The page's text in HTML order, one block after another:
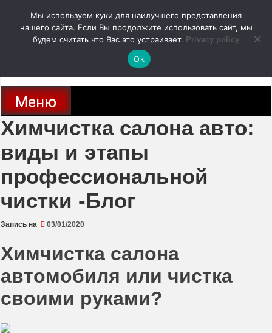
содержимому
autodoc24.ru
Новости про современные автомобили и не только, новинки зарубежного
и отечественного автопрома
Меню
Химчистка салона авто:
виды и этапы
профессиональной
чистки -Блог
Запись на 03/01/2020
Химчистка салона
автомобиля или чистка
своими руками?
Мы используем куки для наилучшего представления
нашего сайта. Если Вы продолжите использовать сайт, мы
будем считать что Вас это устраивает. Privacy policy
Ok